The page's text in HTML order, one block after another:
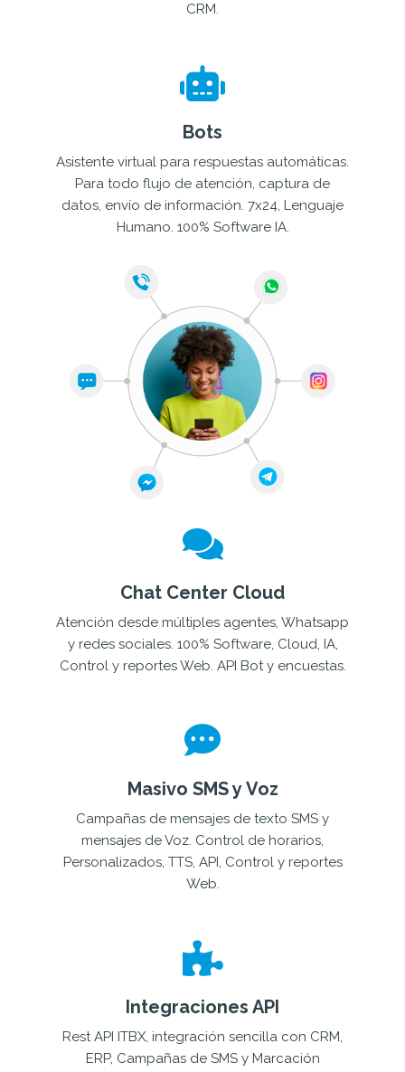
CRM.
Bots
Asistente virtual para respuestas automáticas.
Para todo flujo de atención, captura de
datos, envío de información. 7x24, Lenguaje
Humano. 100% Software IA.
Chat Center Cloud
Atención desde múltiples agentes, Whatsapp
y redes sociales. 100% Software, Cloud, IA,
Control y reportes Web. API Bot y encuestas.
Masivo SMS y Voz
Campañas de mensajes de texto SMS y
mensajes de Voz. Control de horarios,
Personalizados, TTS, API, Control y reportes
Web.
Integraciones API
Rest API ITBX, integración sencilla con CRM,
ERP, Campañas de SMS y Marcación